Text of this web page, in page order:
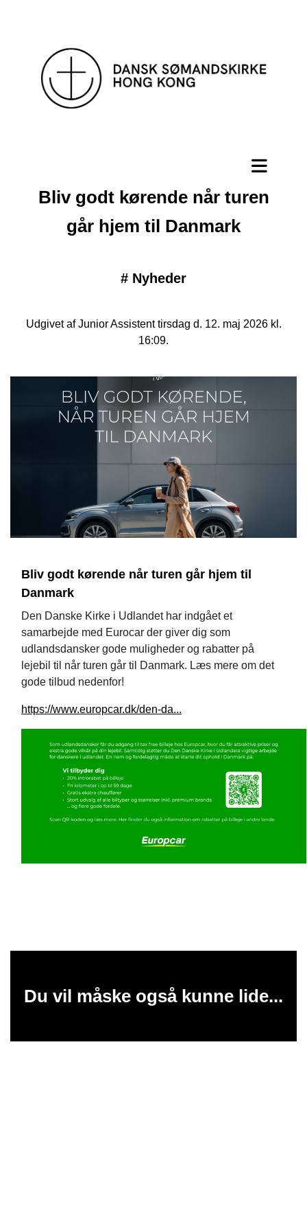
Bliv godt kørende når turen
går hjem til Danmark
# Nyheder
Udgivet af Junior Assistent tirsdag d. 12. maj 2026 kl.
16:09.
Bliv godt kørende når turen går hjem til
Danmark
Den Danske Kirke i Udlandet har indgået et
samarbejde med Eurocar der giver dig som
udlandsdansker gode muligheder og rabatter på
lejebil til når turen går til Danmark. Læs mere om det
gode tilbud nedenfor!
https://www.europcar.dk/den-da...
Du vil måske også kunne lide...